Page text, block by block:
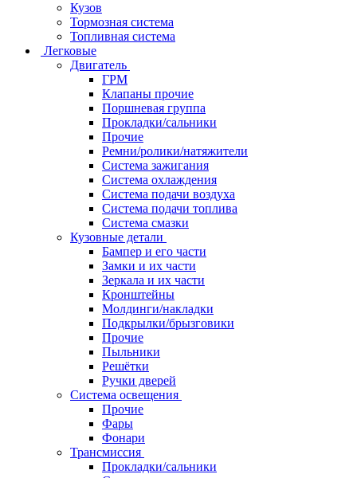
Кузов
Тормозная система
Топливная система
Легковые
Двигатель
ГРМ
Клапаны прочие
Поршневая группа
Прокладки/сальники
Прочие
Ремни/ролики/натяжители
Система зажигания
Система охлаждения
Система подачи воздуха
Система подачи топлива
Система смазки
Кузовные детали
Бампер и его части
Замки и их части
Зеркала и их части
Кронштейны
Молдинги/накладки
Подкрылки/брызговики
Прочие
Пыльники
Решётки
Ручки дверей
Система освещения
Прочие
Фары
Фонари
Трансмиссия
Прокладки/сальники